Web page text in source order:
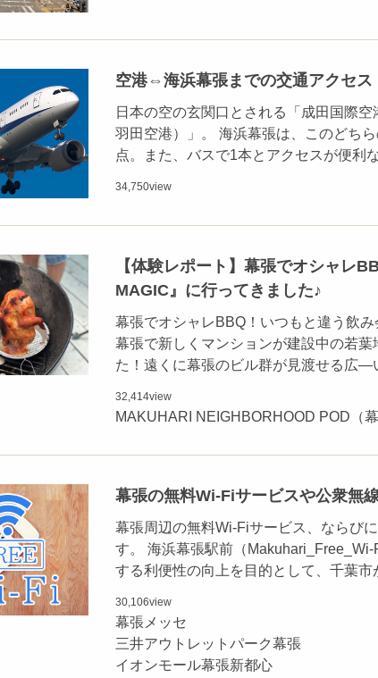
空港⇔海浜幕張までの交通アクセス
日本の空の玄関口とされる「成田国際
羽田空港）」。 海浜幕張は、このどち
点。また、バスで1本とアクセスが便利
34,750view
【体験レポート】幕張でオシャレ
MAGIC』に行ってきました♪
幕張でオシャレBBQ！いつもと違う飲
幕張で新しくマンションが建設中の若
た！遠くに幕張のビル群が見渡せる広
32,414view
MAKUHARI NEIGHBORHOOD POD（
幕張の無料Wi-Fiサービスや公衆無
幕張周辺の無料Wi-Fiサービス、ならび
す。 海浜幕張駅前（
する利便性の向上を目的として、千葉
30,106view
幕張メッセ
三井アウトレットパーク幕張
イオンモール幕張新都心